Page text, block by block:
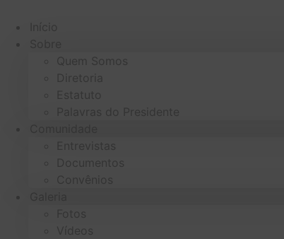
Quem Somos
Diretoria
Estatuto
Documentos
Vídeos